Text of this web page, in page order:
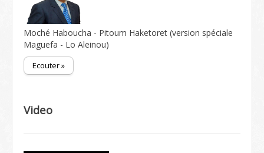
Moché Haboucha - Pitoum Haketoret (version spéciale
Maguefa - Lo Aleinou)
Ecouter »
Video